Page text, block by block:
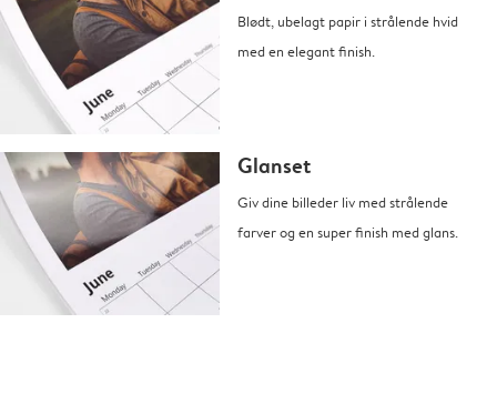
Blødt, ubelagt papir i strålende hvid
med en elegant finish.
Glanset
Giv dine billeder liv med strålende
farver og en super finish med glans.